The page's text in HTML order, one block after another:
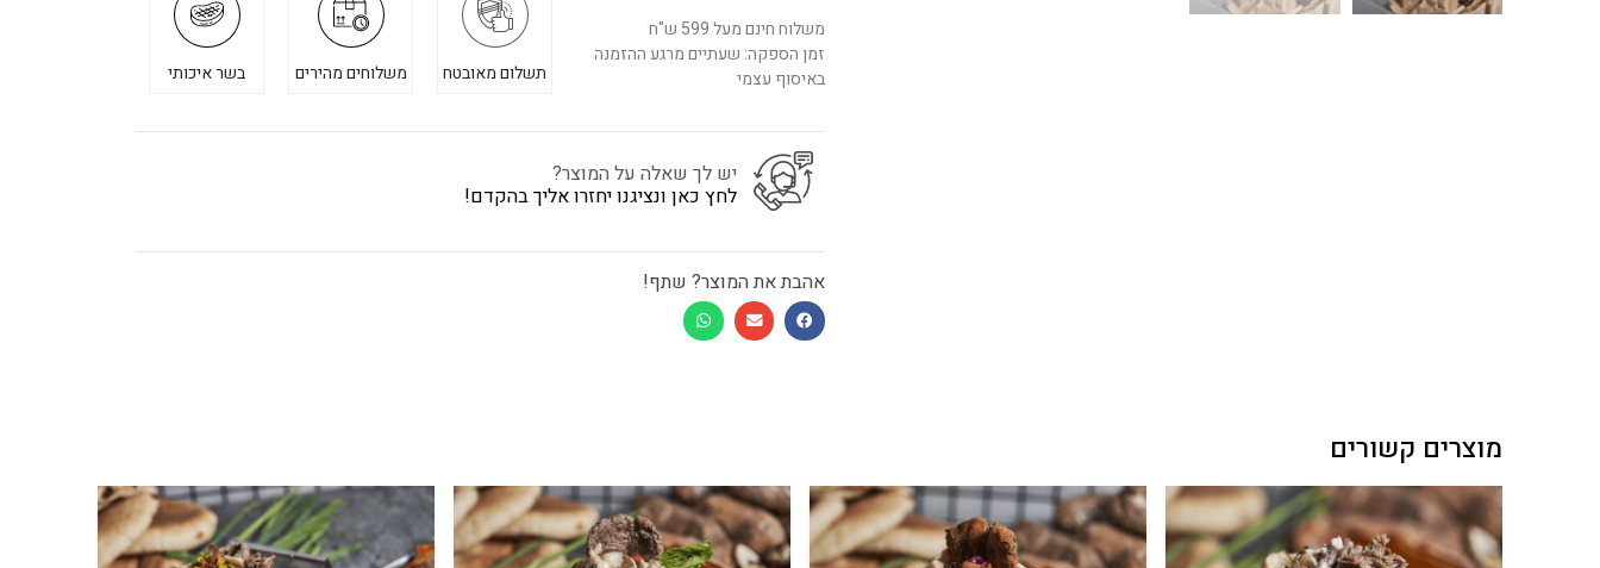
משלוח חינם מעל 599 ש"ח
זמן הספקה: שעתיים מרגע ההזמנה
באיסוף עצמי
תשלום מאובטח משלוחים מהירים בשר איכותי
יש לך שאלה על המוצר?
לחץ כאן ונציגנו יחזרו אליך בהקדם!
אהבת את המוצר? שתף!
מוצרים קשורים